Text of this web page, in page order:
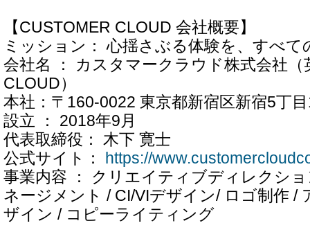
【CUSTOMER CLOUD 会社概要】
ミッション： 心揺さぶる体験を、すべて
会社名 ： カスタマークラウド株式会社（
CLOUD）
本社：〒160-0022 東京都新宿区新宿5丁
設立 ： 2018年9月
代表取締役： 木下 寛士
公式サイト：
https://
事業内容 ： クリエイティブディレクシ
ネージメント / CI/VIデザイン/ ロゴ制作 /
ザイン / コピーライティング